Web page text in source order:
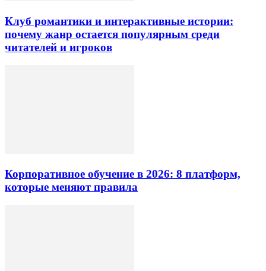
Клуб романтики и интерактивные истории:
почему жанр остается популярным среди
читателей и игроков
Корпоративное обучение в 2026: 8 платформ,
которые меняют правила